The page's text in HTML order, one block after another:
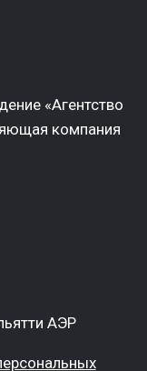
«Агентство
компания
АЭР